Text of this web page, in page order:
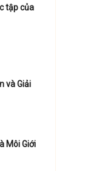
tập của
và Giải
Môi Giới